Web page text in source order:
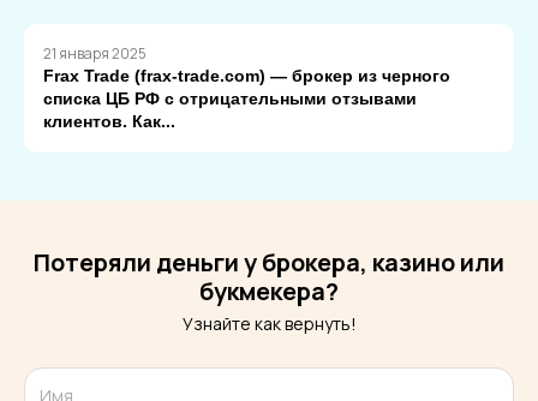
21 января 2025
Frax Trade (frax-trade.com) — брокер из черного
списка ЦБ РФ с отрицательными отзывами
клиентов. Как...
Потеряли деньги у брокера, казино или
букмекера?
Узнайте как вернуть!